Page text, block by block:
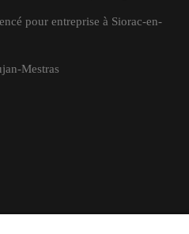
pour entreprise à Siorac-en-
Mestras